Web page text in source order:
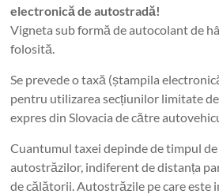
electronică de autostradă!
Vigneta sub formă de autocolant de
folosită.
Se prevede o taxă (ștampila
pentru utilizarea secțiunilor limitate
expres din Slovacia de către
Cuantumul taxei depinde de timpul
autostrăzilor, indiferent de distanța
de călătorii. Autostrăzile pe care este